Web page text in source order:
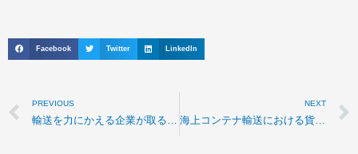
Facebook Twitter LinkedIn
PREVIOUS
輸送を力にかえる企業が取る、たった1つの選択
NEXT
海上コンテナ輸送における貨物の水濡れリスクについて